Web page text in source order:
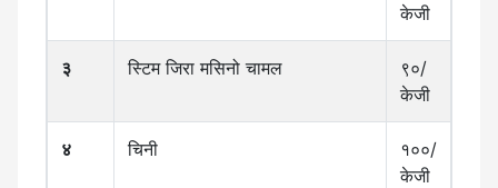
केजी
३ स्टिम जिरा मसिनो चामल
९०/
केजी
४ चिनी
१००/
केजी